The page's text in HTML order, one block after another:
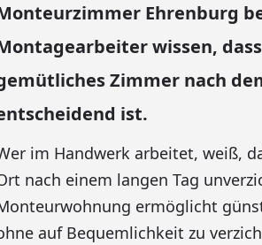
Ehrenburg
wissen,
Zimmer nach
ist.
im Handwerk arbeitet, weiß,
nach einem langen Tag
ermöglicht
auf Bequemlichkeit zu